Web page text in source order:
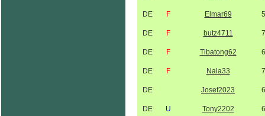
DE F Elmar69
DE F butz4711
DE F Tibatong62
DE F Nala33
DE Josef2023
DE U Tony2202